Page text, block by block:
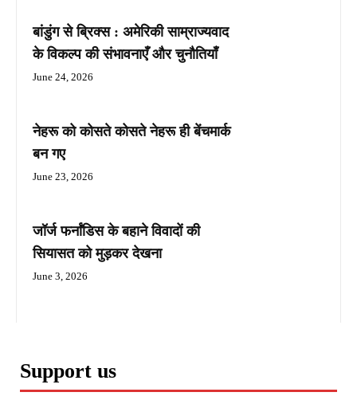
बांडुंग से ब्रिक्स : अमेरिकी साम्राज्यवाद
के विकल्प की संभावनाएँ और चुनौतियाँ
June 24, 2026
नेहरू को कोसते कोसते नेहरू ही बेंचमार्क
बन गए
June 23, 2026
जॉर्ज फर्नांडिस के बहाने विवादों की
सियासत को मुड़कर देखना
June 3, 2026
Support us